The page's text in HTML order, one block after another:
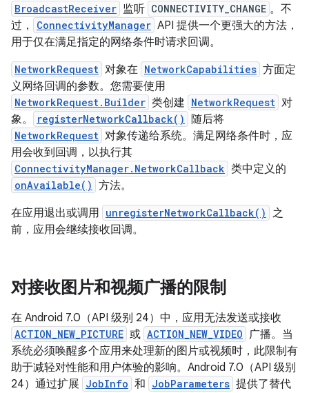
BroadcastReceiver 监听 CONNECTIVITY_CHANGE 。不
过，
ConnectivityManager API 提供一个更强大的方法，
用于仅在满足指定的网络条件时请求回调。
NetworkRequest 对象在 NetworkCapabilities 方面定
义网络回调的参数。您需要使用
NetworkRequest.Builder 类创建 NetworkRequest 对
象。
registerNetworkCallback() 随后将
NetworkRequest 对象传递给系统。满足网络条件时，应
用会收到回调，以执行其
ConnectivityManager.NetworkCallback 类中定义的
onAvailable() 方法。
在应用退出或调用 unregisterNetworkCallback() 之
前，应用会继续接收回调。
对接收图片和视频广播的限制
在 Android 7.0（API 级别 24）中，应用无法发送或接收
ACTION_NEW_PICTURE 或 ACTION_NEW_VIDEO 广播。当
系统必须唤醒多个应用来处理新的图片或视频时，此限制有
助于减轻对性能和用户体验的影响。Android 7.0（API 级别
24）通过扩展 JobInfo 和 JobParameters 提供了替代